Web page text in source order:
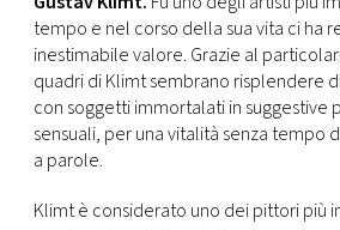
CONSIGLIA
tempo e nel corso della sua vita ci ha
inestimabile valore. Grazie al
quadri di Klimt sembrano risplendere
con soggetti immortalati in suggestive
sensuali, per una vitalità senza tempo
a parole.
Klimt è considerato uno dei pittori più